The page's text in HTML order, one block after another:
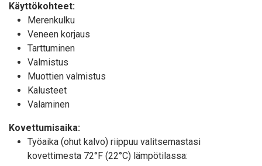
Käyttökohteet:
Merenkulku
Veneen korjaus
Tarttuminen
Valmistus
Muottien valmistus
Kalusteet
Valaminen
Kovettumisaika:
Työaika (ohut kalvo) riippuu valitsemastasi
kovettimesta 72°F (22°C) lämpötilassa: